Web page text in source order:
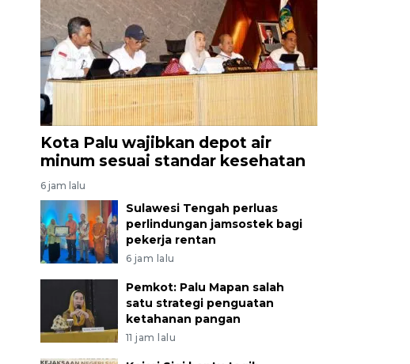
Kota Palu wajibkan depot air
minum sesuai standar kesehatan
6 jam lalu
Sulawesi Tengah perluas
perlindungan jamsostek bagi
pekerja rentan
6 jam lalu
Pemkot: Palu Mapan salah
satu strategi penguatan
ketahanan pangan
11 jam lalu